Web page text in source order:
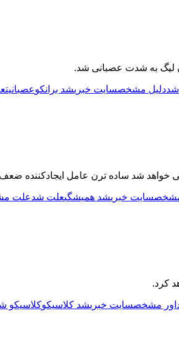
لیگ به شدت عصبانی شد.
شددلیل مشخصسایت خبریشد برانکوعصبانیت
شد ساده ترن عامل ایجادکننده
سایت خبریشد همیشگیعلت شدعلت
کرد.
مشخصسایت خبریشد کلاسیکوکلاسیکو